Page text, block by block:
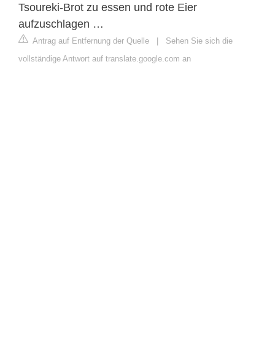
Tsoureki-Brot zu essen und rote Eier
aufzuschlagen …
Antrag auf Entfernung der Quelle | Sehen Sie sich die
vollständige Antwort auf translate.google.com an